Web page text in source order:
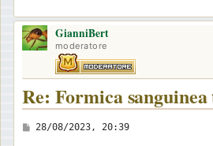
GianniBert
moderatore
Re: Formica
M
28/08/2023, 20:39